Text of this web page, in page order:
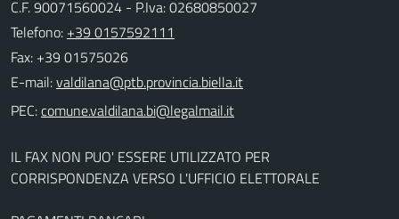
C.F. 90071560024 - P.Iva: 02680850027
Telefono: +39 0157592111
Fax: +39 01575026
E-mail:
PEC:
IL FAX NON PUO' ESSERE UTILIZZATO PER
CORRISPONDENZA VERSO L'UFFICIO ELETTORALE